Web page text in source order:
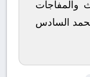
والمفاجآت
السادس